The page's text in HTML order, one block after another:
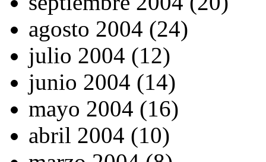
agosto 2004 (24)
julio 2004 (12)
junio 2004 (14)
mayo 2004 (16)
abril 2004 (10)